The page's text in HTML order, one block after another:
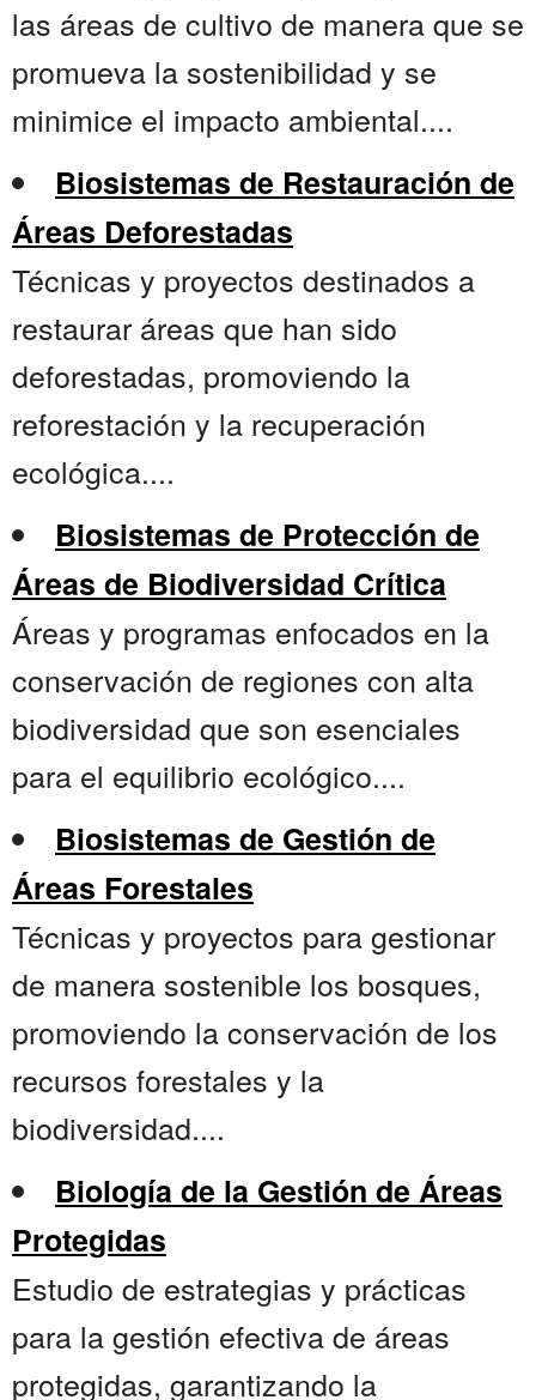
las áreas de cultivo de manera que se
promueva la sostenibilidad y se
minimice el impacto ambiental....
Biosistemas de Restauración de
Áreas Deforestadas
Técnicas y proyectos destinados a
restaurar áreas que han sido
deforestadas, promoviendo la
reforestación y la recuperación
ecológica....
Biosistemas de Protección de
Áreas de Biodiversidad Crítica
Áreas y programas enfocados en la
conservación de regiones con alta
biodiversidad que son esenciales
para el equilibrio ecológico....
Biosistemas de Gestión de
Áreas Forestales
Técnicas y proyectos para gestionar
de manera sostenible los bosques,
promoviendo la conservación de los
recursos forestales y la
biodiversidad....
Biología de la Gestión de Áreas
Protegidas
Estudio de estrategias y prácticas
para la gestión efectiva de áreas
protegidas, garantizando la